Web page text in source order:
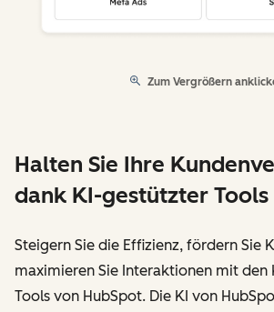
Zum Vergrößern
Halten Sie Ihre
dank KI-gestützter Tools
Steigern Sie die Effizienz, fördern Sie
maximieren Sie Interaktionen mit den
Tools von HubSpot. Die KI von